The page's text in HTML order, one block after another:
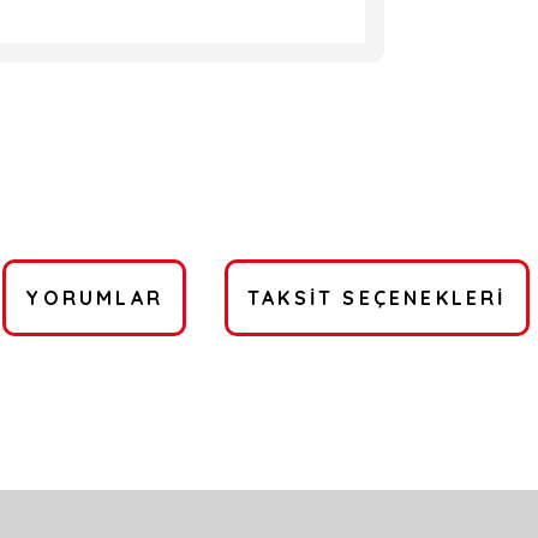
YORUMLAR TAKSIT SEÇENEKLERI